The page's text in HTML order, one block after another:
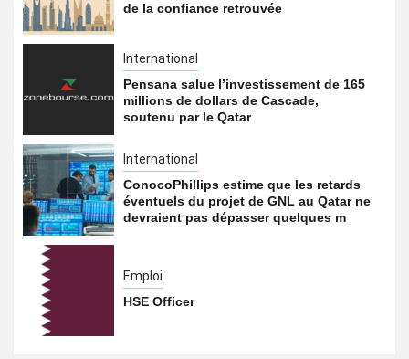
de la confiance retrouvée
International
Pensana salue l’investissement de 165
millions de dollars de Cascade,
soutenu par le Qatar
International
ConocoPhillips estime que les retards
éventuels du projet de GNL au Qatar ne
devraient pas dépasser quelques m
Emploi
HSE Officer